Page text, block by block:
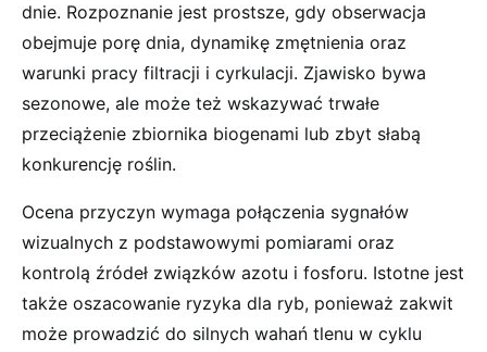
dnie. Rozpoznanie jest prostsze, gdy obserwacja
obejmuje porę dnia, dynamikę zmętnienia oraz
warunki pracy filtracji i cyrkulacji. Zjawisko bywa
sezonowe, ale może też wskazywać trwałe
przeciążenie zbiornika biogenami lub zbyt słabą
konkurencję roślin.
Ocena przyczyn wymaga połączenia sygnałów
wizualnych z podstawowymi pomiarami oraz
kontrolą źródeł związków azotu i fosforu. Istotne jest
także oszacowanie ryzyka dla ryb, ponieważ zakwit
może prowadzić do silnych wahań tlenu w cyklu